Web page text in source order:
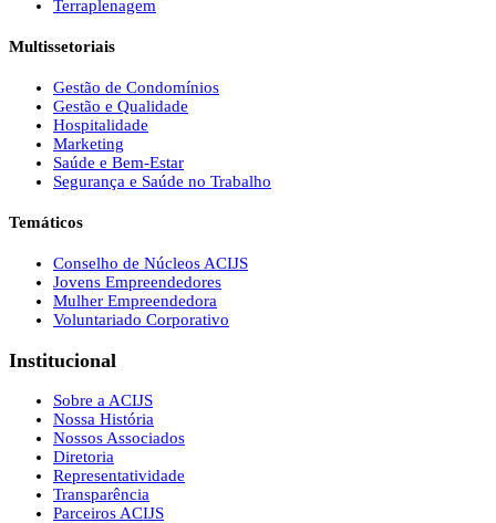
Terraplenagem
Multissetoriais
Gestão de Condomínios
Gestão e Qualidade
Hospitalidade
Marketing
Saúde e Bem-Estar
Segurança e Saúde no Trabalho
Temáticos
Conselho de Núcleos ACIJS
Jovens Empreendedores
Mulher Empreendedora
Voluntariado Corporativo
Institucional
Sobre a ACIJS
Nossa História
Nossos Associados
Diretoria
Representatividade
Transparência
Parceiros ACIJS